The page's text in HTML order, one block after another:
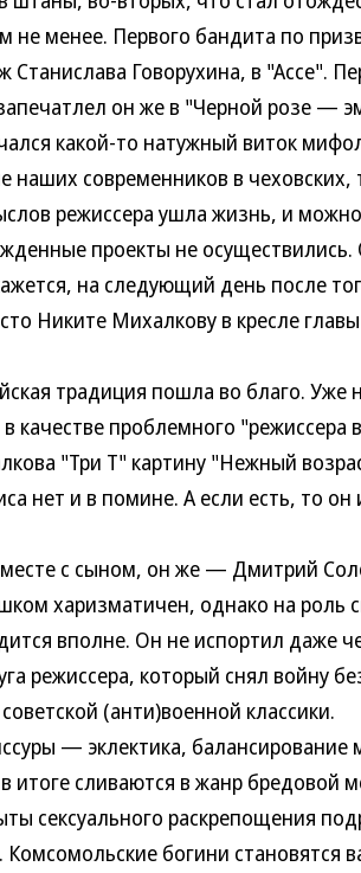
не менее. Первого бандита по
Станислава Говорухина, в "Ассе".
он же в "Черной розе —
какой-то натужный виток
наших современников в чеховских,
режиссера ушла жизнь, и
проекты не
на следующий день после
Никите Михалкову в кресле
традиция пошла во благо. Уже
качестве проблемного "режиссера
"Три Т" картину "Нежный
нет и в помине. А если есть, то он
с сыном, он же — Дмитрий
харизматичен, однако на роль
вполне. Он не испортил даже
режиссера, который снял войну
(анти)военной классики.
— эклектика, балансирование
сливаются в жанр бредовой
сексуального раскрепощения
Комсомольские богини становятся